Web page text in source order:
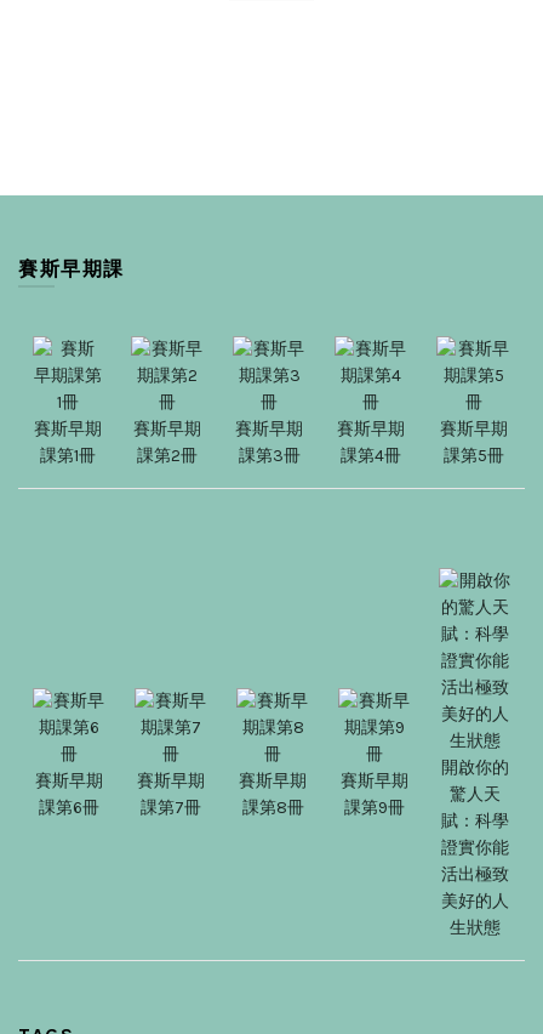
賽斯早期課
賽斯早期
課第1冊
賽斯早期
課第2冊
賽斯早期
課第3冊
賽斯早期
課第4冊
賽斯早期
課第5冊
賽斯早期
課第6冊
賽斯早期
課第7冊
賽斯早期
課第8冊
賽斯早期
課第9冊
開啟你的
驚人天
賦：科學
證實你能
活出極致
美好的人
生狀態